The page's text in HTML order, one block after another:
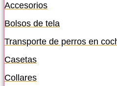
Accesorios
Bolsos de tela
Transporte de perros en
Casetas
Collares